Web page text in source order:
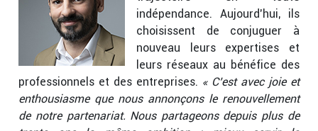
indépendance. Aujourd’hui, ils
choisissent de conjuguer à
nouveau leurs expertises et
leurs réseaux au bénéfice des
professionnels et des entreprises. « C’est avec joie et
enthousiasme que nous annonçons le renouvellement
de notre partenariat. Nous partageons depuis plus de